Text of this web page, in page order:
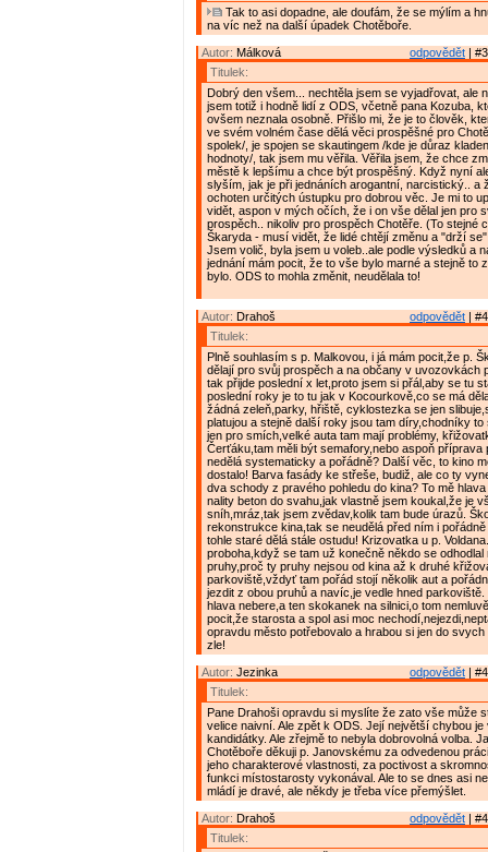
Tak to asi dopadne, ale doufám, že se mýlím a
na víc než na další úpadek Chotěboře.
odpovědět |
Autor: Málková
Titulek:
Dobrý den všem... nechtěla jsem se vyjadřovat, ale
jsem totiž i hodně lidí z ODS, včetně pana Kozuba,
ovšem neznala osobně. Přišlo mi, že je to člověk,
ve svém volném čase dělá věci prospěšné pro
spolek/, je spojen se skautingem /kde je důraz
hodnoty/, tak jsem mu věřila. Věřila jsem, že chce
městě k lepšímu a chce být prospěšný. Když nyní
slyším, jak je při jednáních arogantní, narcistický.. a
ochoten určitých ústupku pro dobrou věc. Je mi to
vidět, aspon v mých očích, že i on vše dělal jen pro
prospěch.. nikoliv pro prospěch Chotěře. (To stejné
Škaryda - musí vidět, že lidé chtějí změnu a "drží
Jsem volič, byla jsem u voleb..ale podle výsledků a
jednání mám pocit, že to vše bylo marné a stejně to
bylo. ODS to mohla změnit, neudělala to!
odpovědět |
Autor: Drahoš
Titulek:
Plně souhlasím s p. Malkovou, i já mám pocit,že p.
dělají pro svůj prospěch a na občany v uvozovkách
tak přijde poslední x let,proto jsem si přál,aby se tu
poslední roky je to tu jak v Kocourkově,co se má
žádná zeleň,parky, hřiště, cyklostezka se jen
platujou a stejně další roky jsou tam díry,chodníky to
jen pro smích,velké auta tam mají problémy,
Čerťáku,tam měli být semafory,nebo aspoň příprava
nedělá systematicky a pořádně? Další věc, to kino
dostalo! Barva fasády ke střeše, budiž, ale co ty
dva schody z pravého pohledu do kina? To mě
nality beton do svahu,jak vlastně jsem koukal,že je
sníh,mráz,tak jsem zvědav,kolik tam bude úrazů.
rekonstrukce kina,tak se neudělá před ním i
tohle staré dělá stále ostudu! Krizovatka u p.
proboha,když se tam už konečně někdo se odhodlal
pruhy,proč ty pruhy nejsou od kina až k druhé
parkoviště,vždyť tam pořád stojí několik aut a
jezdit z obou pruhů a navíc,je vedle hned parkoviště.
hlava nebere,a ten skokanek na silnici,o tom
pocit,že starosta a spol asi moc
opravdu město potřebovalo a hrabou si jen do svych
zle!
odpovědět |
Autor: Jezinka
Titulek:
Pane Drahoši opravdu si myslíte že zato vše může
velice naivní. Ale zpět k ODS. Její největší chybou je
kandidátky. Ale zřejmě to nebyla dobrovolná volba.
Chotěboře děkuji p. Janovskému za odvedenou
jeho charakterové vlastnosti, za poctivost a
funkci místostarosty vykonával. Ale to se dnes asi
mládí je dravé, ale někdy je třeba více přemýšlet.
odpovědět |
Autor: Drahoš
Titulek: